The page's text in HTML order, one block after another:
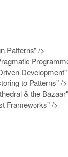
Patterns" />
Development"
to Patterns" />
& the
Frameworks" />